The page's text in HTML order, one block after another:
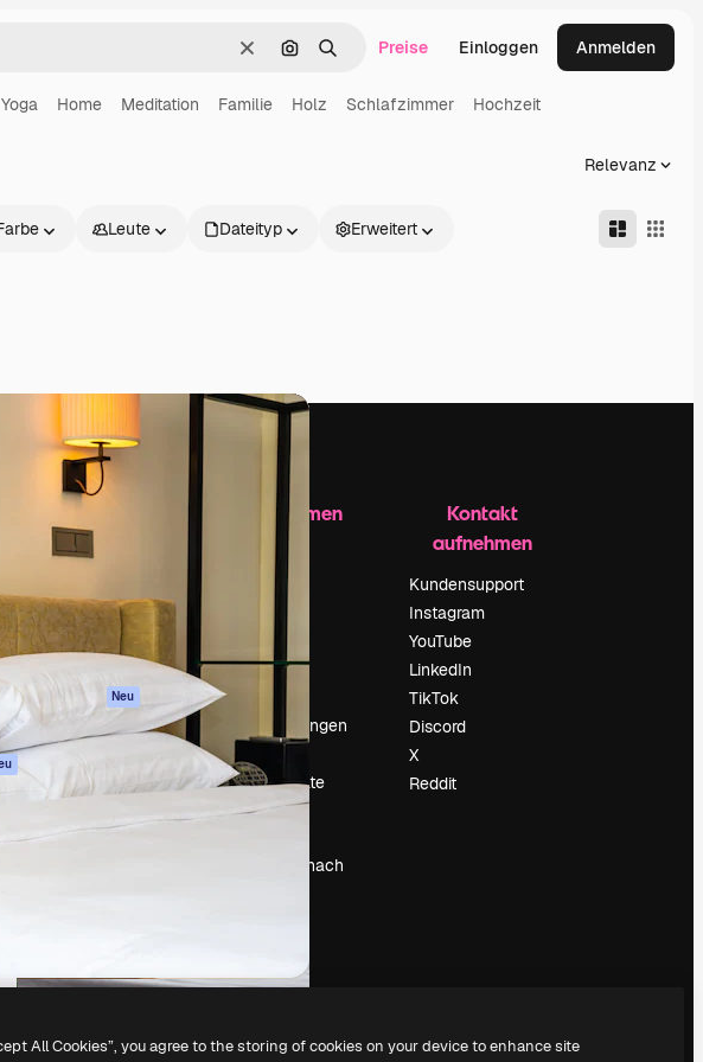
LöschenNach Bild suchen
SuchenPreise Einloggen Anmelden
Yoga Home Meditation Familie Holz Schlafzimmer Hochzeit
Relevanz
Leute Dateityp Erweitert
Loslegen
Academy
Support
AGB
Datenschutzerklärung
Originale
Neu
Cookie-Richtlinie
Vertrauenszentrum
Partner
Unternehmen
Über uns
Karriere
Suchtrends
Blog
Veranstaltungen
Deine Inhalte
verkaufen
Suchst du nach
Kontakt
aufnehmen
Kundensupport
Instagram
YouTube
LinkedIn
TikTok
Discord
X
Reddit
All Cookies”, you agree to the storing of cookies on your device to enhance site